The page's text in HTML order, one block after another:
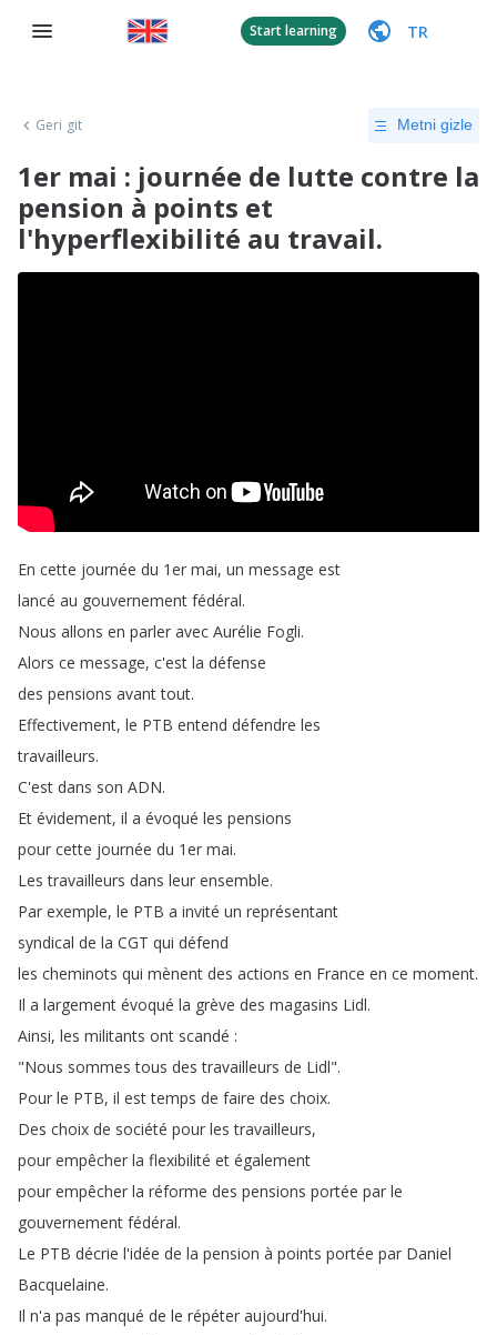
Start learning TR
Geri git Metni gizle
1er mai : journée de lutte contre la
pension à points et
l'hyperflexibilité au travail.
En cette journée du 1er mai, un message est
lancé au gouvernement fédéral.
Nous allons en parler avec Aurélie Fogli.
Alors ce message, c'est la défense
des pensions avant tout.
Effectivement, le PTB entend défendre les
travailleurs.
C'est dans son ADN.
Et évidement, il a évoqué les pensions
pour cette journée du 1er mai.
Les travailleurs dans leur ensemble.
Par exemple, le PTB a invité un représentant
syndical de la CGT qui défend
les cheminots qui mènent des actions en France en ce moment.
Il a largement évoqué la grève des magasins Lidl.
Ainsi, les militants ont scandé :
"Nous sommes tous des travailleurs de Lidl".
Pour le PTB, il est temps de faire des choix.
Des choix de société pour les travailleurs,
pour empêcher la flexibilité et également
pour empêcher la réforme des pensions portée par le
gouvernement fédéral.
Le PTB décrie l'idée de la pension à points portée par Daniel
Bacquelaine.
Il n'a pas manqué de le répéter aujourd'hui.